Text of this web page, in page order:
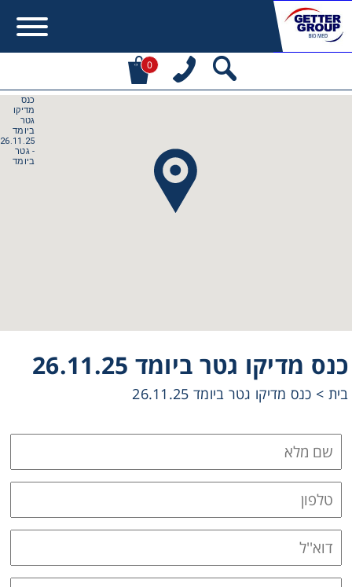
0
כנס מדיקו גטר ביומד 26.11.25
בית > כנס מדיקו גטר ביומד 26.11.25
Error:
מעונין לקבל הצעת מחיר או מידע עבור:
Cooling
Heating
Microscopy
Pumps
Sample Preparation